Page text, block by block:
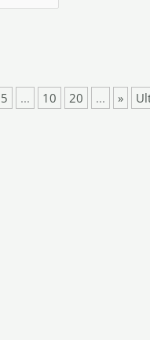
5 ... 10 20 ... »